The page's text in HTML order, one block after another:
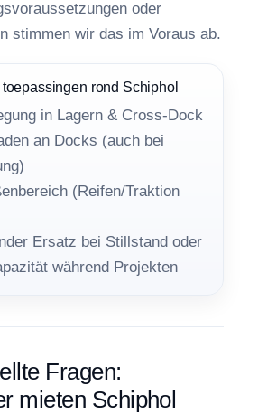
oder
stimmen wir das im Voraus ab.
rond Schiphol
in Lagern & Cross-Dock
an Docks (auch bei
(Reifen/Traktion
Ersatz bei Stillstand oder
während Projekten
Fragen:
mieten Schiphol